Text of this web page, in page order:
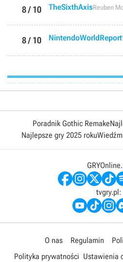
8 / 10 TheSixthAxisReuben
8 / 10 NintendoWorldReport
Poradnik Gothic Remake
Najlepsze gry 2025 roku
tvgry.pl:
O nas Regulamin
Polityka prywatności Ustawienia